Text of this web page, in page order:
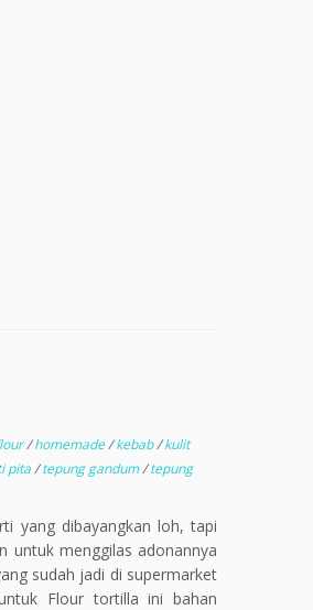
/homemade/kebab/kulit
pita/tepung gandum/tepung
yang dibayangkan loh, tapi
untuk menggilas adonannya
sudah jadi di supermarket
Flour tortilla ini bahan